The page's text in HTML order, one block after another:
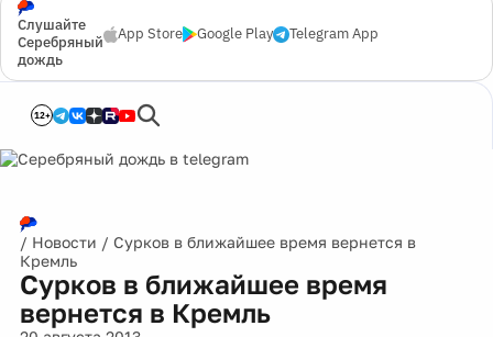
Слушайте
Серебряный
дождь
App Store Google Play Telegram App
12+
/ Новости / Сурков в ближайшее время вернется в
Кремль
Сурков в ближайшее время
вернется в Кремль